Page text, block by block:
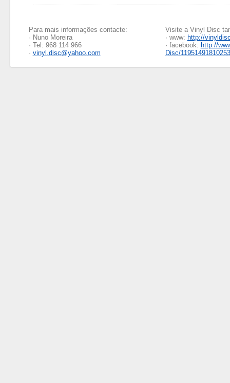
Para mais informações contacte:
· Nuno Moreira
· Tel: 968 114 966
· vinyl.disc@yahoo.com
Visite a Vinyl Disc
· www: http://
· facebook: http://
Disc/